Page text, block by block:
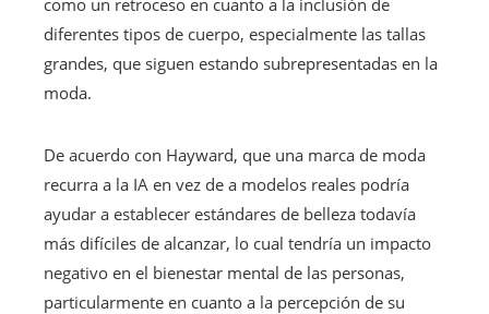
diferentes tipos de cuerpo, especialmente las tallas
grandes, que siguen estando subrepresentadas en la
moda.
De acuerdo con Hayward, que una marca de moda
recurra a la IA en vez de a modelos reales podría
ayudar a establecer estándares de belleza todavía
más difíciles de alcanzar, lo cual tendría un impacto
negativo en el bienestar mental de las personas,
particularmente en cuanto a la percepción de su